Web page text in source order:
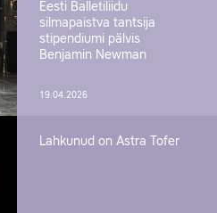
Eesti Balletiliidu
silmapaistva tantsija
stipendiumi pälvis
Benjamin Newman
19.04.2026
Lahkunud on Astra Tofer